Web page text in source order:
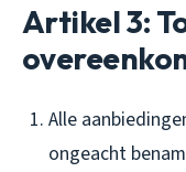
Artikel 3:
Alle
ongeacht